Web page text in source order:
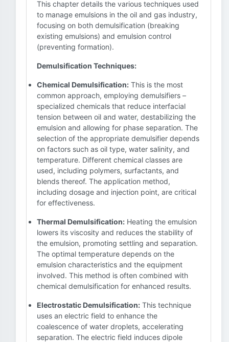
This chapter details the various techniques used
to manage emulsions in the oil and gas industry,
focusing on both demulsification (breaking
existing emulsions) and emulsion control
(preventing formation).
Demulsification Techniques:
Chemical Demulsification: This is the most
common approach, employing demulsifiers –
specialized chemicals that reduce interfacial
tension between oil and water, destabilizing the
emulsion and allowing for phase separation. The
selection of the appropriate demulsifier depends
on factors such as oil type, water salinity, and
temperature. Different chemical classes are
used, including polymers, surfactants, and
blends thereof. The application method,
including dosage and injection point, are critical
for effectiveness.
Thermal Demulsification: Heating the emulsion
lowers its viscosity and reduces the stability of
the emulsion, promoting settling and separation.
The optimal temperature depends on the
emulsion characteristics and the equipment
involved. This method is often combined with
chemical demulsification for enhanced results.
Electrostatic Demulsification: This technique
uses an electric field to enhance the
coalescence of water droplets, accelerating
separation. The electric field induces dipole